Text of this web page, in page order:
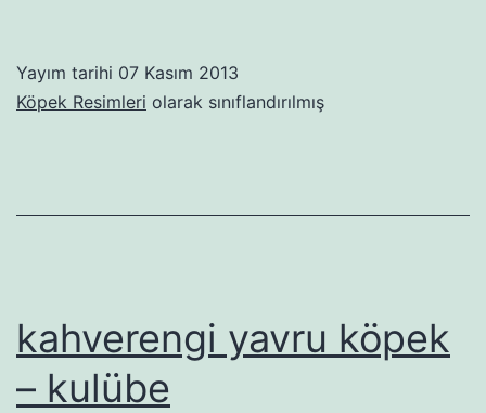
Yayım tarihi 07 Kasım 2013
Köpek Resimleri olarak sınıflandırılmış
kahverengi yavru köpek
– kulübe